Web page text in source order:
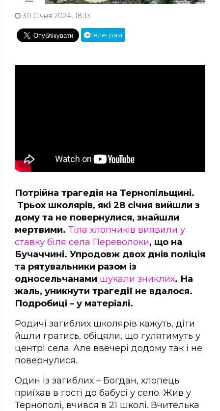
30 Січня 2024, 18:13
Телеграм
Потрійна трагедія на Тернопільщині.
Трьох школярів, які 28 січня вийшли з
дому та не повернулися, знайшли
мертвими. Тіла хлопчиків виявили у
ставку біля села Переволоки, що на
Бучаччині. Упродовж двох днів поліція
та рятувальники разом із
односельчанами шукали зниклих. На
жаль, уникнути трагедії не вдалося.
Подробиці – у матеріалі.
Родичі загиблих школярів кажуть, діти
йшли гратись, обіцяли, що гулятимуть у
центрі села. Але ввечері додому так і не
повернулися.
Один із загиблих – Богдан, хлопець
приїхав в гості до бабусі у село. Жив у
Тернополі, вчився в 21 школі. Вчителька